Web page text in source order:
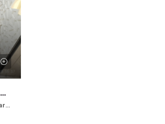
【屯門壹號總站: 放租】商場舖 （直接業主，免佣）
Shop no 25 on first floor, one terminal of the retail area of wah lok mansion, no 2 tsing shan square, 新界區, 屯門